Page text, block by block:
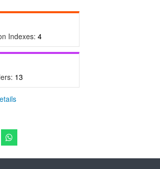
Indexes: 4
13